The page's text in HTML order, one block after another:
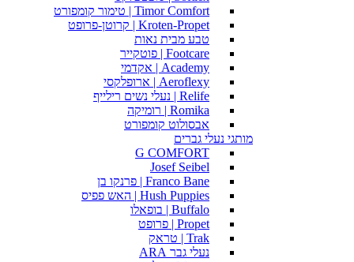
Timor Comfort | טימור קומפורט
Kroten-Propet | קרוטן-פרופט
טבע מבית נאות
Footcare | פוטקייר
Academy | אקדמי
Aeroflexy | ארופלקסי
Relife | נעלי נשים רילייף
Romika | רומיקה
אבסולוט קומפורט
מותגי נעלי גברים
G COMFORT
Josef Seibel
Franco Bane | פרנקו בן
Hush Puppies | האש פפיס
Buffalo | בופאלו
Propet | פרופט
Trak | טראק
נעלי גבר ARA